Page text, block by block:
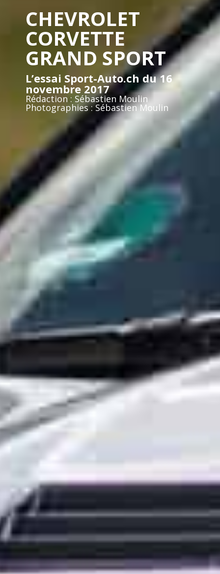
CHEVROLET
CORVETTE
GRAND SPORT
L’essai Sport-Auto.ch du 16
novembre 2017
Rédaction : Sébastien Moulin
Photographies : Sébastien Moulin